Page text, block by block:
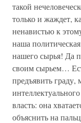
такой
только и жаждет,
ненавистью к
наша
нашего сырья! Да
своим сырьем…
предъявить
власть: она
объяснить на